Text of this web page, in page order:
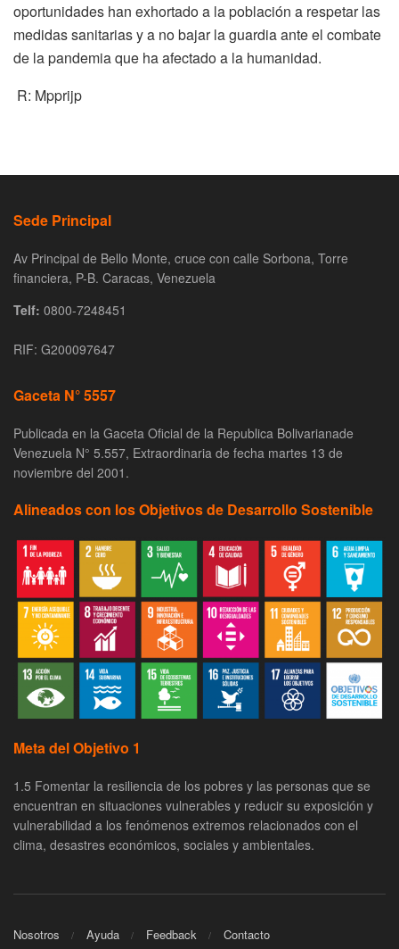
oportunidades han exhortado a la población a respetar las
medidas sanitarias y a no bajar la guardia ante el combate
de la pandemia que ha afectado a la humanidad.
R: Mpprijp
Sede Principal
Av Principal de Bello Monte, cruce con calle Sorbona, Torre
financiera, P-B. Caracas, Venezuela
Telf: 0800-7248451
RIF: G200097647
Gaceta N° 5557
Publicada en la Gaceta Oficial de la Republica Bolivarianade
Venezuela N° 5.557, Extraordinaria de fecha martes 13 de
noviembre del 2001.
Alineados con los Objetivos de Desarrollo Sostenible
Meta del Objetivo 1
1.5 Fomentar la resiliencia de los pobres y las personas que se
encuentran en situaciones vulnerables y reducir su exposición y
vulnerabilidad a los fenómenos extremos relacionados con el
clima, desastres económicos, sociales y ambientales.
Nosotros Ayuda Feedback Contacto